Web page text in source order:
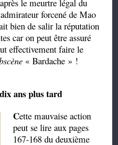
le meurtre légal du
forcené de Mao
bien de salir la réputation
car on peut être assuré
effectivement faire le
« Bardache » !
ans plus tard
Cette mauvaise action
peut se lire aux pages
167-168 du deuxième